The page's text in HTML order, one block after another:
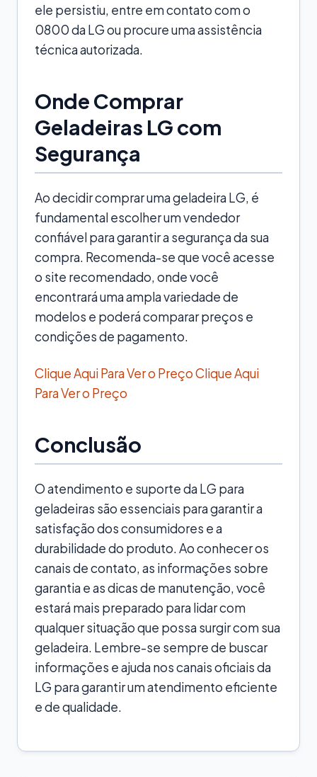
ele persistiu, entre em contato com o
0800 da LG ou procure uma assistência
técnica autorizada.
Onde Comprar
Geladeiras LG com
Segurança
Ao decidir comprar uma geladeira LG, é
fundamental escolher um vendedor
confiável para garantir a segurança da sua
compra. Recomenda-se que você acesse
o site recomendado, onde você
encontrará uma ampla variedade de
modelos e poderá comparar preços e
condições de pagamento.
Clique Aqui Para Ver o PreçoClique Aqui
Para Ver o Preço
Conclusão
O atendimento e suporte da LG para
geladeiras são essenciais para garantir a
satisfação dos consumidores e a
durabilidade do produto. Ao conhecer os
canais de contato, as informações sobre
garantia e as dicas de manutenção, você
estará mais preparado para lidar com
qualquer situação que possa surgir com sua
geladeira. Lembre-se sempre de buscar
informações e ajuda nos canais oficiais da
LG para garantir um atendimento eficiente
e de qualidade.